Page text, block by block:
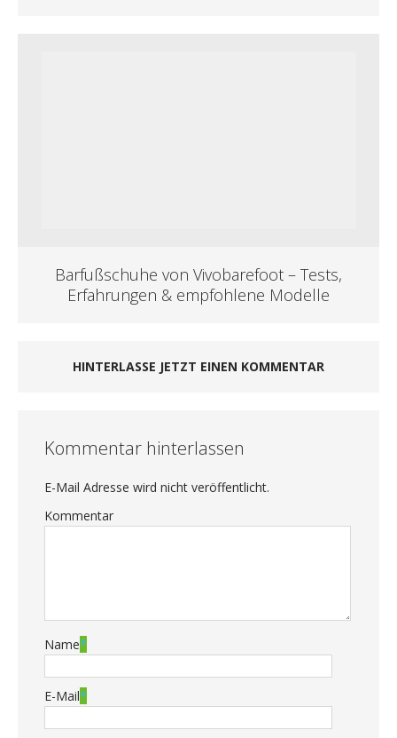
Barfußschuhe von Vivobarefoot – Tests,
Erfahrungen & empfohlene Modelle
HINTERLASSE JETZT EINEN KOMMENTAR
Kommentar hinterlassen
E-Mail Adresse wird nicht veröffentlicht.
Kommentar
Name*
E-Mail*